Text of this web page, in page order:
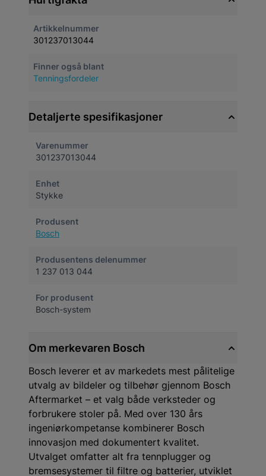
Artikkelnummer
301237013044
Finner også blant
Tenningsfordeler
Detaljerte spesifikasjoner
Varenummer
301237013044
Enhet
Stykke
Produsent
Bosch
Produsentens delenummer
1 237 013 044
For produsent
Bosch-system
Om merkevaren Bosch
Bosch leverer et av markedets mest pålitelige
utvalg av bildeler og tilbehør gjennom Bosch
Aftermarket – et valg både verksteder og
forbrukere stoler på. Med over 130 års
ingeniørkompetanse kombinerer Bosch
innovasjon med dokumentert kvalitet.
Utvalget omfatter alt fra tennplugger og
bremsesystemer til filtre og batterier, utviklet